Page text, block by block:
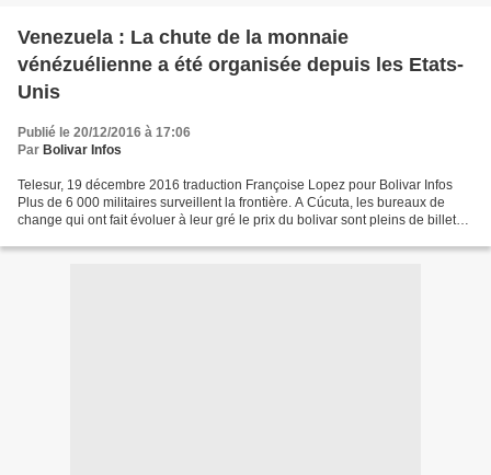
Venezuela : La chute de la monnaie
vénézuélienne a été organisée depuis les Etats-
Unis
Publié le 20/12/2016 à 17:06
Par Bolivar Infos
Telesur, 19 décembre 2016 traduction Françoise Lopez pour Bolivar Infos
Plus de 6 000 militaires surveillent la frontière. A Cúcuta, les bureaux de
change qui ont fait évoluer à leur gré le prix du bolivar sont pleins de billets